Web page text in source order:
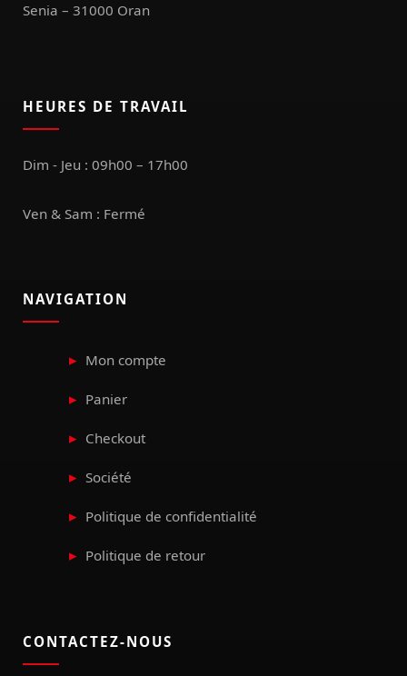
Senia – 31000 Oran
HEURES DE TRAVAIL
Dim - Jeu : 09h00 – 17h00
Ven & Sam : Fermé
NAVIGATION
Mon compte
Panier
Checkout
Société
Politique de confidentialité
Politique de retour
CONTACTEZ-NOUS